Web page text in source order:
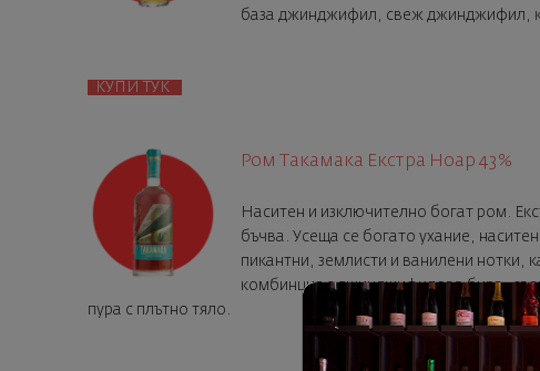
база джинджифил, свеж джинджифил,
КУПИ ТУК
Ром Такамака Екстра Ноар 43%
Наситен и изключително богат ром.
бъчва. Усеща се богато ухание,
пикантни, землисти и вaнилени нотки,
комбинция с джинджифилова бира,
пура с плътно тяло.